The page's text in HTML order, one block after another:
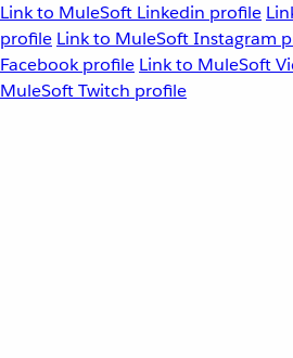
Link to MuleSoft Linkedin profile
profile Link to MuleSoft Instagram
Facebook profile Link to MuleSoft
MuleSoft Twitch profile